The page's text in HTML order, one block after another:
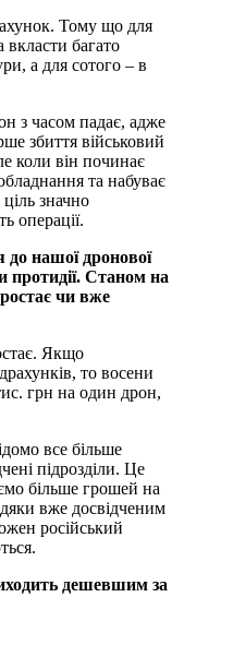
Тому що для
багато
а для сотого – в
з часом падає, адже
збиття військовий
коли він починає
та набуває
значно
операції.
нашої дронової
протидії. Станом на
чи вже
Якщо
то восени
грн на один дрон,
все більше
підрозділи. Це
більше грошей на
вже досвідченим
російський
дешевшим за